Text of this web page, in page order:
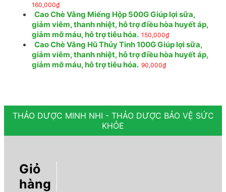
160,000₫
Cao Chè Vằng Miếng Hộp 500G Giúp lợi sữa,
giảm viêm, thanh nhiệt, hỗ trợ điều hòa huyết áp,
giảm mỡ máu, hỗ trợ tiêu hóa. 150,000₫
Cao Chè Vằng Hũ Thủy Tinh 100G Giúp lợi sữa,
giảm viêm, thanh nhiệt, hỗ trợ điều hòa huyết áp,
giảm mỡ máu, hỗ trợ tiêu hóa. 90,000₫
THẢO DƯỢC MINH NHI - THẢO DƯỢC BẢO VỆ SỨC
KHỎE
Giỏ
hàng